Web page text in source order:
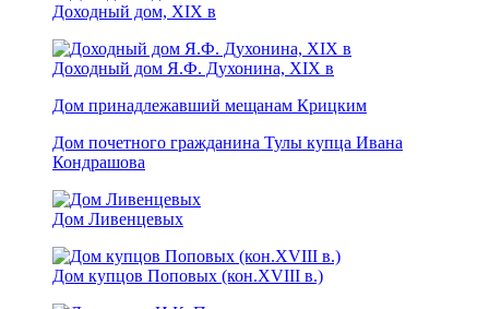
Доходный дом, ХIХ в
Доходный дом Я.Ф. Духонина, ХIХ в
Дом принадлежавший мещанам Крицким
Дом почетного гражданина Тулы купца Ивана
Кондрашова
Дом Ливенцевых
Дом купцов Поповых (кон.XVIII в.)